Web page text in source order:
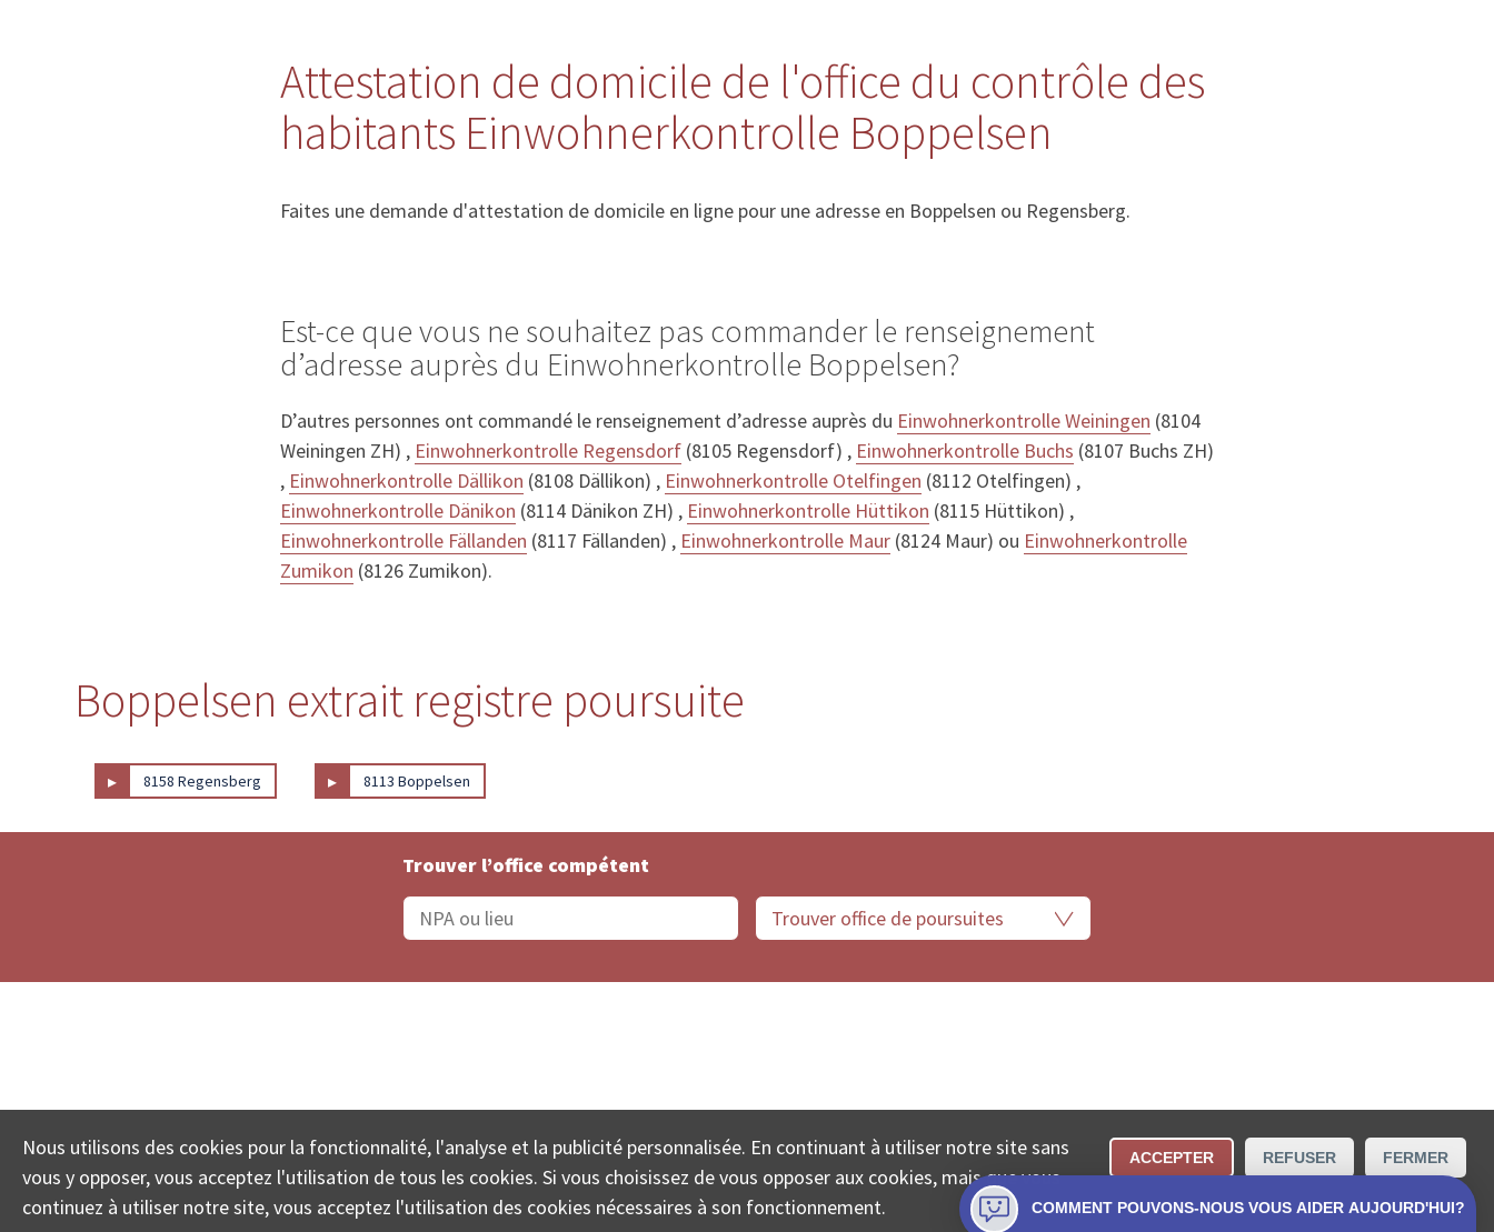
Attestation de domicile de l'office du contrôle des
habitants Einwohnerkontrolle Boppelsen
Faites une demande d'attestation de domicile en ligne pour une adresse en Boppelsen ou Regensberg.
Est-ce que vous ne souhaitez pas commander le renseignement
d’adresse auprès du Einwohnerkontrolle Boppelsen?
D’autres personnes ont commandé le renseignement d’adresse auprès du Einwohnerkontrolle Weiningen (8104
Weiningen ZH) , Einwohnerkontrolle Regensdorf (8105 Regensdorf) , Einwohnerkontrolle Buchs (8107 Buchs ZH)
, Einwohnerkontrolle Dällikon (8108 Dällikon) , Einwohnerkontrolle Otelfingen (8112 Otelfingen) ,
Einwohnerkontrolle Dänikon (8114 Dänikon ZH) , Einwohnerkontrolle Hüttikon (8115 Hüttikon) ,
Einwohnerkontrolle Fällanden (8117 Fällanden) , Einwohnerkontrolle Maur (8124 Maur) ou Einwohnerkontrolle
Zumikon (8126 Zumikon).
Boppelsen extrait registre poursuite
▸ 8158 Regensberg ▸ 8113 Boppelsen
Trouver l’office compétent
Nous utilisons des cookies pour la fonctionnalité, l'analyse et la publicité personnalisée. En continuant à utiliser notre site sans
vous y opposer, vous acceptez l'utilisation de tous les cookies. Si vous choisissez de vous opposer aux cookies, mais que vous
continuez à utiliser notre site, vous acceptez l'utilisation des cookies nécessaires à son fonctionnement.
ACCEPTER REFUSER FERMER
COMMENT POUVONS-NOUS VOUS AIDER AUJOURD'HUI?
© COLLECTA SA www.poursuites-plus.ch est un service de Collecta SA.